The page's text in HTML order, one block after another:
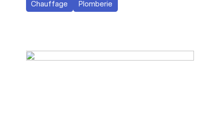
Chauffage Plomberie